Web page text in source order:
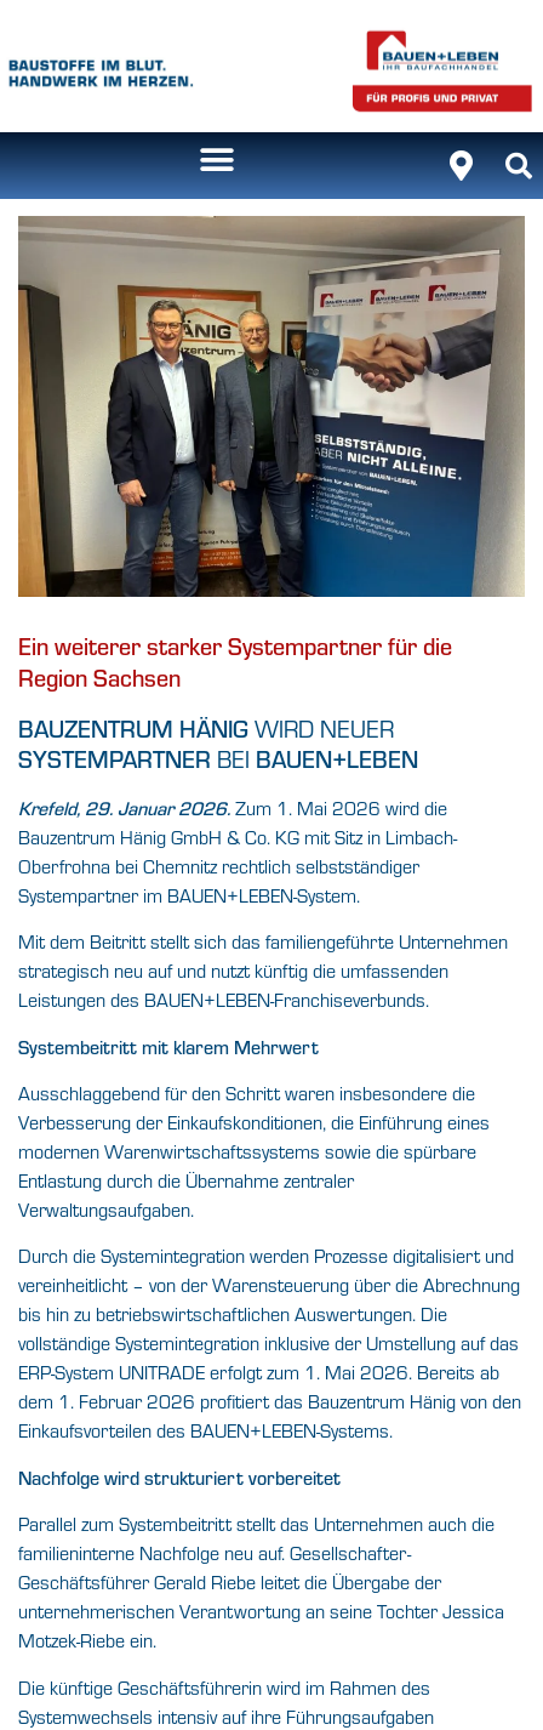
Ein weiterer starker Systempartner für die
Region Sachsen
BAUZENTRUM HÄNIG WIRD NEUER
SYSTEMPARTNER BEI BAUEN+LEBEN
Krefeld, 29. Januar 2026. Zum 1. Mai 2026 wird die
Bauzentrum Hänig GmbH & Co. KG mit Sitz in Limbach-
Oberfrohna bei Chemnitz rechtlich selbstständiger
Systempartner im BAUEN+LEBEN-System.
Mit dem Beitritt stellt sich das familiengeführte Unternehmen
strategisch neu auf und nutzt künftig die umfassenden
Leistungen des BAUEN+LEBEN-Franchiseverbunds.
Systembeitritt mit klarem Mehrwert
Ausschlaggebend für den Schritt waren insbesondere die
Verbesserung der Einkaufskonditionen, die Einführung eines
modernen Warenwirtschaftssystems sowie die spürbare
Entlastung durch die Übernahme zentraler
Verwaltungsaufgaben.
Durch die Systemintegration werden Prozesse digitalisiert und
vereinheitlicht – von der Warensteuerung über die Abrechnung
bis hin zu betriebswirtschaftlichen Auswertungen. Die
vollständige Systemintegration inklusive der Umstellung auf das
ERP-System UNITRADE erfolgt zum 1. Mai 2026. Bereits ab
dem 1. Februar 2026 profitiert das Bauzentrum Hänig von den
Einkaufsvorteilen des BAUEN+LEBEN-Systems.
Nachfolge wird strukturiert vorbereitet
Parallel zum Systembeitritt stellt das Unternehmen auch die
familieninterne Nachfolge neu auf. Gesellschafter-
Geschäftsführer Gerald Riebe leitet die Übergabe der
unternehmerischen Verantwortung an seine Tochter Jessica
Motzek-Riebe ein.
Die künftige Geschäftsführerin wird im Rahmen des
Systemwechsels intensiv auf ihre Führungsaufgaben